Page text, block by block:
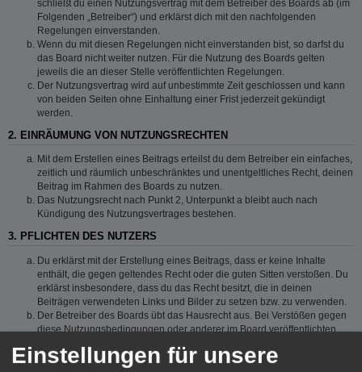
schließt du einen Nutzungsvertrag mit dem Betreiber des Boards ab (im
Folgenden „Betreiber“) und erklärst dich mit den nachfolgenden
Regelungen einverstanden.
Wenn du mit diesen Regelungen nicht einverstanden bist, so darfst du
das Board nicht weiter nutzen. Für die Nutzung des Boards gelten
jeweils die an dieser Stelle veröffentlichten Regelungen.
Der Nutzungsvertrag wird auf unbestimmte Zeit geschlossen und kann
von beiden Seiten ohne Einhaltung einer Frist jederzeit gekündigt
werden.
2. EINRÄUMUNG VON NUTZUNGSRECHTEN
Mit dem Erstellen eines Beitrags erteilst du dem Betreiber ein einfaches,
zeitlich und räumlich unbeschränktes und unentgeltliches Recht, deinen
Beitrag im Rahmen des Boards zu nutzen.
Das Nutzungsrecht nach Punkt 2, Unterpunkt a bleibt auch nach
Kündigung des Nutzungsvertrages bestehen.
3. PFLICHTEN DES NUTZERS
Du erklärst mit der Erstellung eines Beitrags, dass er keine Inhalte
enthält, die gegen geltendes Recht oder die guten Sitten verstoßen. Du
erklärst insbesondere, dass du das Recht besitzt, die in deinen
Beiträgen verwendeten Links und Bilder zu setzen bzw. zu verwenden.
Der Betreiber des Boards übt das Hausrecht aus. Bei Verstößen gegen
diese Nutzungsbedingungen oder anderer im Board veröffentlichten
dauerhaft von der Nutzung dieses Boards ausschließen und dir ein
Einstellungen für unsere